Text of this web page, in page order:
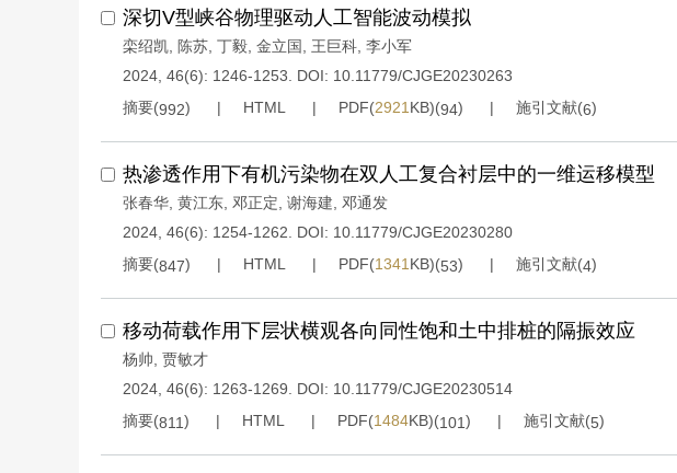
深切V型峡谷物理驱动人工智能波动模拟
栾绍凯 陈苏 丁毅 金立国 王巨科 李小军
2024, 46(6): 1246-1253.
DOI: 10.11779/CJGE20230263
摘要(992) HTML PDF(2921 KB)(94) 施引文献(6)
热渗透作用下有机污染物在双人工复合衬层中的一维运移模型
张春华 黄江东 邓正定 谢海建
邓通发
2024, 46(6): 1254-1262.
DOI: 10.11779/CJGE20230280
摘要(847) HTML PDF(1341 KB)(53) 施引文献(4)
移动荷载作用下层状横观各向同性饱和土中排桩的隔振效应
杨帅 贾敏才
2024, 46(6): 1263-1269.
DOI: 10.11779/CJGE20230514
摘要(811) HTML PDF(1484KB)(101) 施引文献(5)